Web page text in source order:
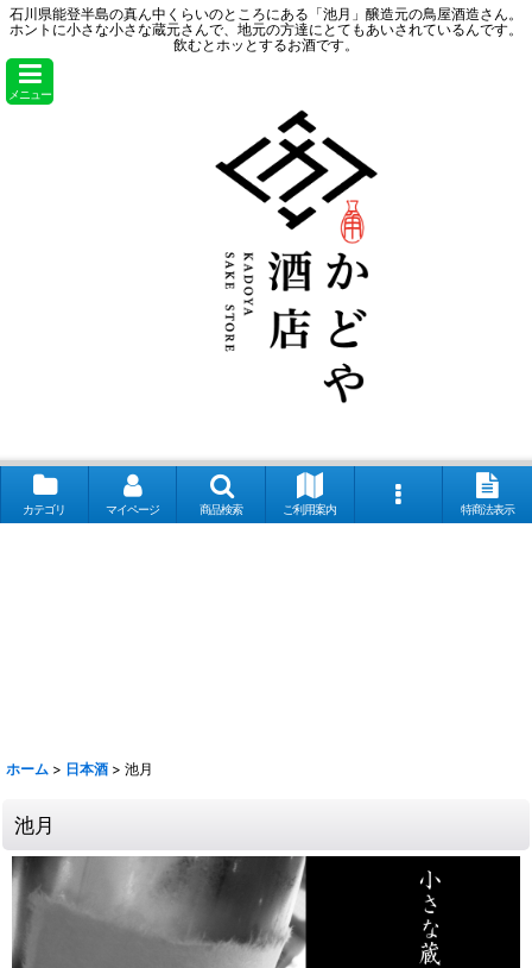
石川県能登半島の真ん中くらいのところにある「池月」醸造元の鳥屋酒造さん。
ホントに小さな小さな蔵元さんで、地元の方達にとてもあいされているんです。
飲むとホッとするお酒です。
メニュー
カテゴリ マイページ 商品検索 ご利用案内 特商法表示
ホーム > 日本酒 > 池月
池月